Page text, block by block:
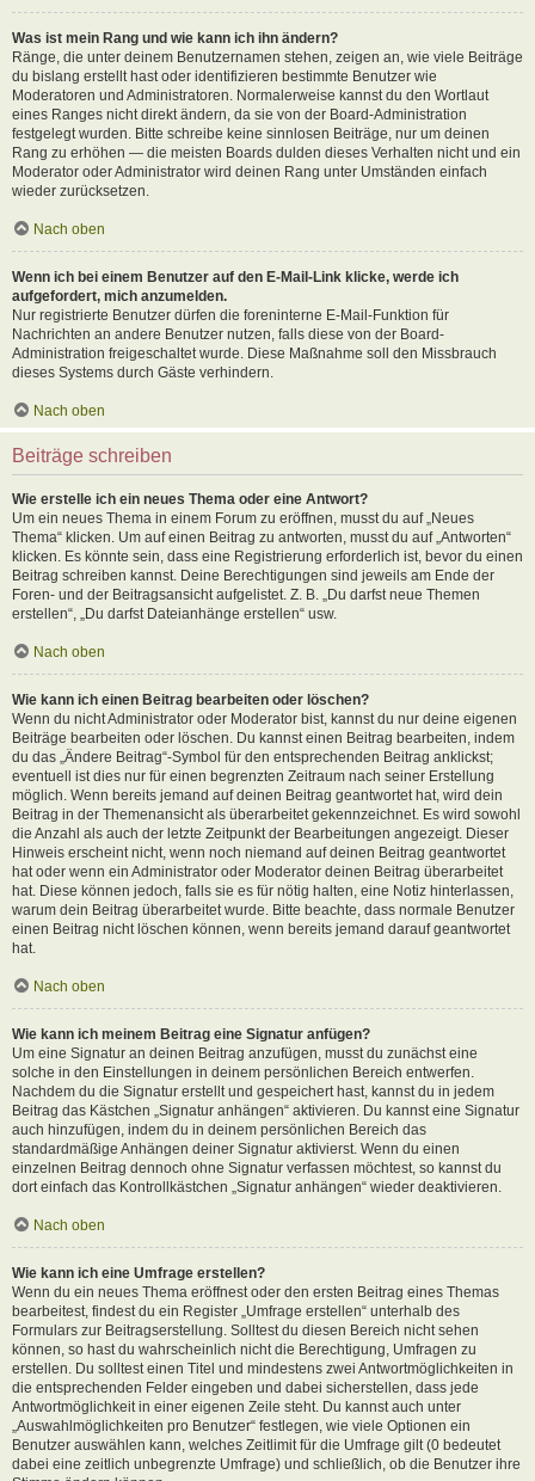
Was ist mein Rang und wie kann ich ihn ändern?
Ränge, die unter deinem Benutzernamen stehen, zeigen an, wie viele Beiträge
du bislang erstellt hast oder identifizieren bestimmte Benutzer wie
Moderatoren und Administratoren. Normalerweise kannst du den Wortlaut
eines Ranges nicht direkt ändern, da sie von der Board-Administration
festgelegt wurden. Bitte schreibe keine sinnlosen Beiträge, nur um deinen
Rang zu erhöhen — die meisten Boards dulden dieses Verhalten nicht und ein
Moderator oder Administrator wird deinen Rang unter Umständen einfach
wieder zurücksetzen.
Nach oben
Wenn ich bei einem Benutzer auf den E-Mail-Link klicke, werde ich
aufgefordert, mich anzumelden.
Nur registrierte Benutzer dürfen die foreninterne E-Mail-Funktion für
Nachrichten an andere Benutzer nutzen, falls diese von der Board-
Administration freigeschaltet wurde. Diese Maßnahme soll den Missbrauch
dieses Systems durch Gäste verhindern.
Nach oben
Beiträge schreiben
Wie erstelle ich ein neues Thema oder eine Antwort?
Um ein neues Thema in einem Forum zu eröffnen, musst du auf „Neues
Thema“ klicken. Um auf einen Beitrag zu antworten, musst du auf „Antworten“
klicken. Es könnte sein, dass eine Registrierung erforderlich ist, bevor du einen
Beitrag schreiben kannst. Deine Berechtigungen sind jeweils am Ende der
Foren- und der Beitragsansicht aufgelistet. Z. B. „Du darfst neue Themen
erstellen“, „Du darfst Dateianhänge erstellen“ usw.
Nach oben
Wie kann ich einen Beitrag bearbeiten oder löschen?
Wenn du nicht Administrator oder Moderator bist, kannst du nur deine eigenen
Beiträge bearbeiten oder löschen. Du kannst einen Beitrag bearbeiten, indem
du das „Ändere Beitrag“-Symbol für den entsprechenden Beitrag anklickst;
eventuell ist dies nur für einen begrenzten Zeitraum nach seiner Erstellung
möglich. Wenn bereits jemand auf deinen Beitrag geantwortet hat, wird dein
Beitrag in der Themenansicht als überarbeitet gekennzeichnet. Es wird sowohl
die Anzahl als auch der letzte Zeitpunkt der Bearbeitungen angezeigt. Dieser
Hinweis erscheint nicht, wenn noch niemand auf deinen Beitrag geantwortet
hat oder wenn ein Administrator oder Moderator deinen Beitrag überarbeitet
hat. Diese können jedoch, falls sie es für nötig halten, eine Notiz hinterlassen,
warum dein Beitrag überarbeitet wurde. Bitte beachte, dass normale Benutzer
einen Beitrag nicht löschen können, wenn bereits jemand darauf geantwortet
hat.
Nach oben
Wie kann ich meinem Beitrag eine Signatur anfügen?
Um eine Signatur an deinen Beitrag anzufügen, musst du zunächst eine
solche in den Einstellungen in deinem persönlichen Bereich entwerfen.
Nachdem du die Signatur erstellt und gespeichert hast, kannst du in jedem
Beitrag das Kästchen „Signatur anhängen“ aktivieren. Du kannst eine Signatur
auch hinzufügen, indem du in deinem persönlichen Bereich das
standardmäßige Anhängen deiner Signatur aktivierst. Wenn du einen
einzelnen Beitrag dennoch ohne Signatur verfassen möchtest, so kannst du
dort einfach das Kontrollkästchen „Signatur anhängen“ wieder deaktivieren.
Nach oben
Wie kann ich eine Umfrage erstellen?
Wenn du ein neues Thema eröffnest oder den ersten Beitrag eines Themas
bearbeitest, findest du ein Register „Umfrage erstellen“ unterhalb des
Formulars zur Beitragserstellung. Solltest du diesen Bereich nicht sehen
können, so hast du wahrscheinlich nicht die Berechtigung, Umfragen zu
erstellen. Du solltest einen Titel und mindestens zwei Antwortmöglichkeiten in
die entsprechenden Felder eingeben und dabei sicherstellen, dass jede
Antwortmöglichkeit in einer eigenen Zeile steht. Du kannst auch unter
„Auswahlmöglichkeiten pro Benutzer“ festlegen, wie viele Optionen ein
Benutzer auswählen kann, welches Zeitlimit für die Umfrage gilt (0 bedeutet
dabei eine zeitlich unbegrenzte Umfrage) und schließlich, ob die Benutzer ihre